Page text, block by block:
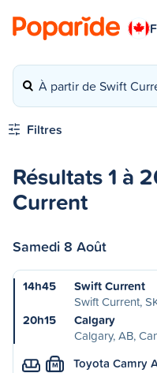
À partir de Swift
Filtres
Résultats 1 à
Current
Samedi 8 Août
14h45
Swift Current
Swift Current,
20h15
Calgary
Calgary, AB,
M Toyota Camry